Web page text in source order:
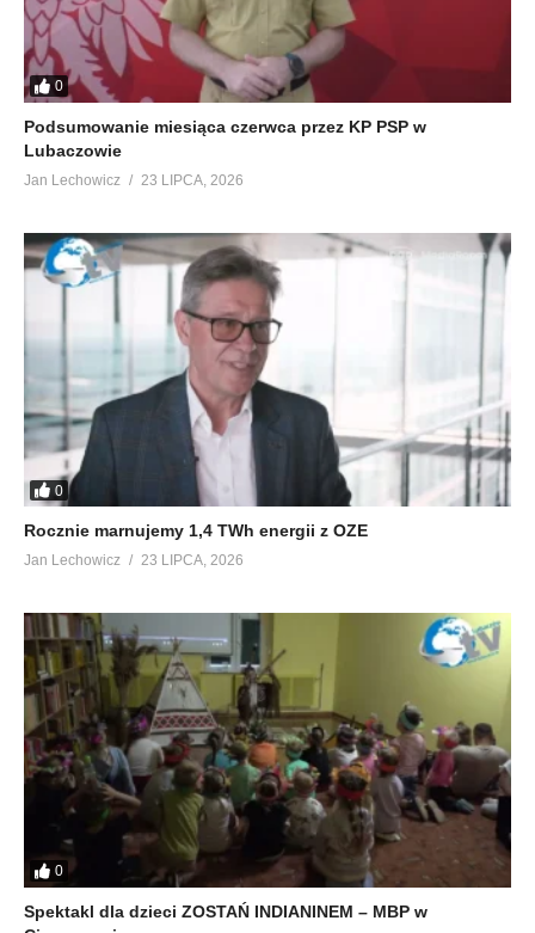
0
Podsumowanie miesiąca czerwca przez KP PSP w
Lubaczowie
Jan Lechowicz 23 LIPCA, 2026
0
Rocznie marnujemy 1,4 TWh energii z OZE
Jan Lechowicz 23 LIPCA, 2026
0
Spektakl dla dzieci ZOSTAŃ INDIANINEM – MBP w